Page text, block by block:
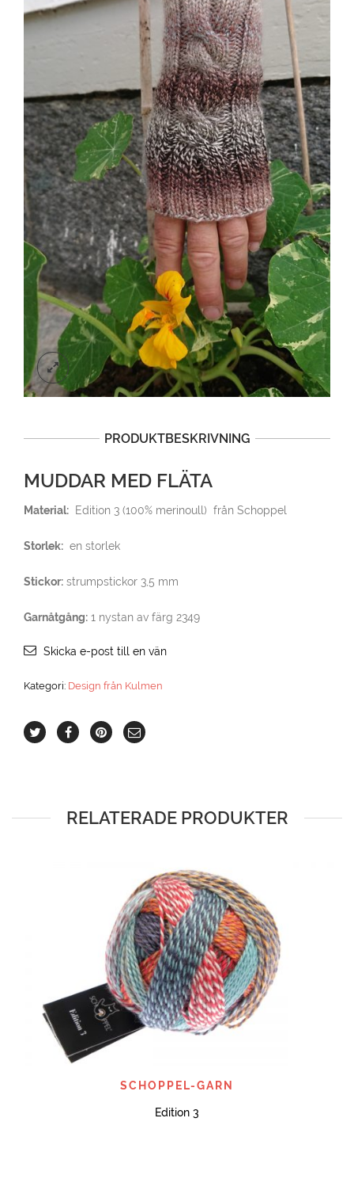
PRODUKTBESKRIVNING
MUDDAR MED FLÄTA
Material: Edition 3 (100% merinoull) från Schoppel
Storlek: en storlek
Stickor: strumpstickor 3,5 mm
Garnåtgång: 1 nystan av färg 2349
Skicka e-post till en vän
Kategori: Design från Kulmen
RELATERADE PRODUKTER
SCHOPPEL-GARN
Edition 3